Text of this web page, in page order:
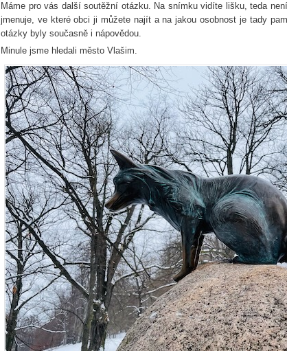
Máme pro vás další soutěžní otázku. Na snímku vidíte lišku, teda
jmenuje, ve které obci ji můžete najít a na jakou osobnost je tady
otázky byly současně i nápovědou.
Minule jsme hledali město Vlašim.